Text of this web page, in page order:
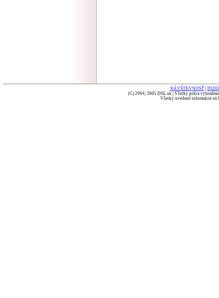
NÁVŠTEVNOSŤ
(C) 2004, 2005 DSL.sk | Všetky práva
Všetky uvedené informácie sú